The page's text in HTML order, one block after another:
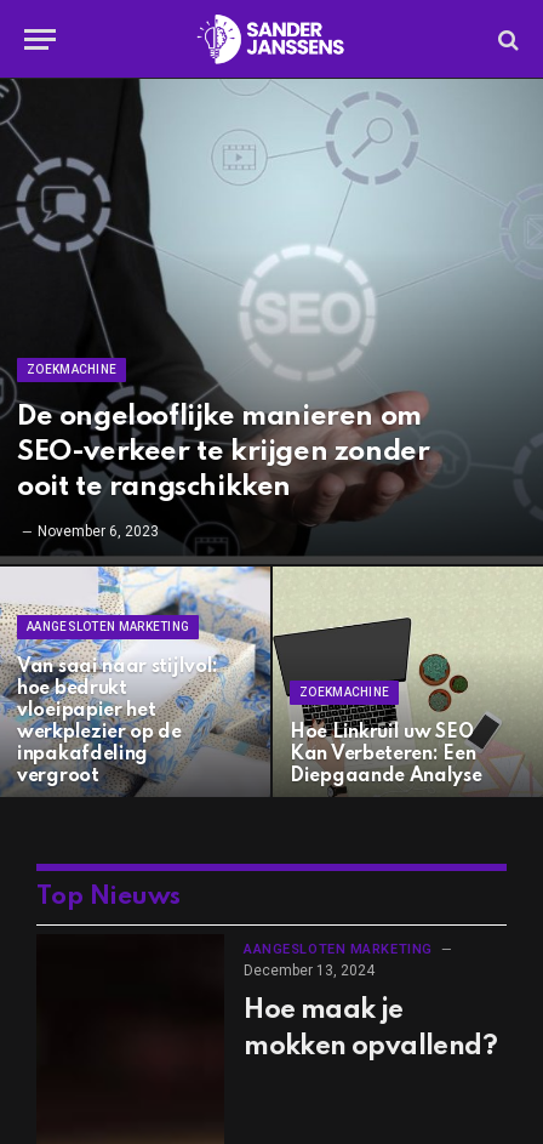
ZOEKMACHINE
De ongelooflijke manieren om
SEO-verkeer te krijgen zonder
ooit te rangschikken
November 6, 2023
AANGESLOTEN MARKETING
Van saai naar stijlvol:
hoe bedrukt
vloeipapier het
werkplezier op de
inpakafdeling
vergroot
ZOEKMACHINE
Hoe Linkruil uw SEO
Kan Verbeteren: Een
Diepgaande Analyse
Top Nieuws
AANGESLOTEN MARKETING
December 13, 2024
Hoe maak je
mokken opvallend?